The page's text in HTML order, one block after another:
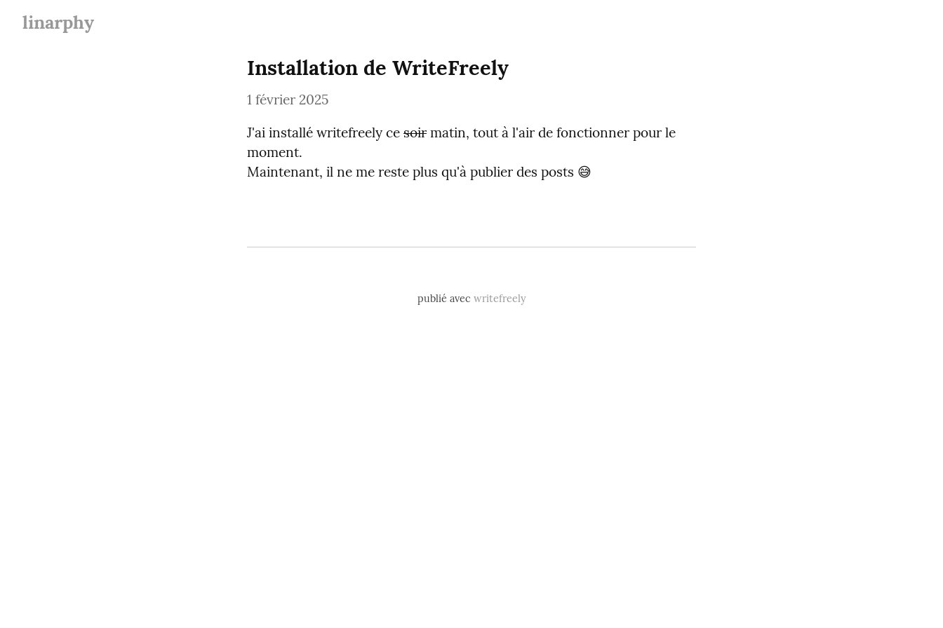
linarphy
Installation de WriteFreely
1 février 2025
J'ai installé writefreely ce soir matin, tout à l'air de fonctionner pour le
moment.
Maintenant, il ne me reste plus qu'à publier des posts 😅
publié avec writefreely